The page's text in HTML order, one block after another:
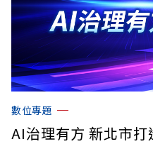
數位專題
AI治理有方 新北市